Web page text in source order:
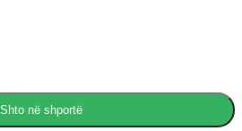
Shto në shportë